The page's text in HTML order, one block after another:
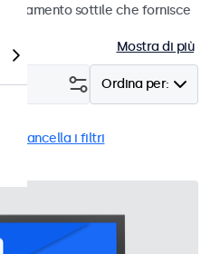
sottile che fornisce
Mostra di più
Ordina per:
Cancella i filtri